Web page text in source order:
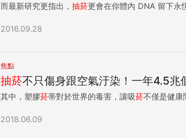
而最新研究更指出， 抽菸更會在你體內 DNA 留下永
2016.09.28
焦點
抽菸不只傷身跟空氣汙染！一年4.5兆
其中，塑膠菸蒂對於世界的毒害，讓吸菸不僅是健康
2018.06.09